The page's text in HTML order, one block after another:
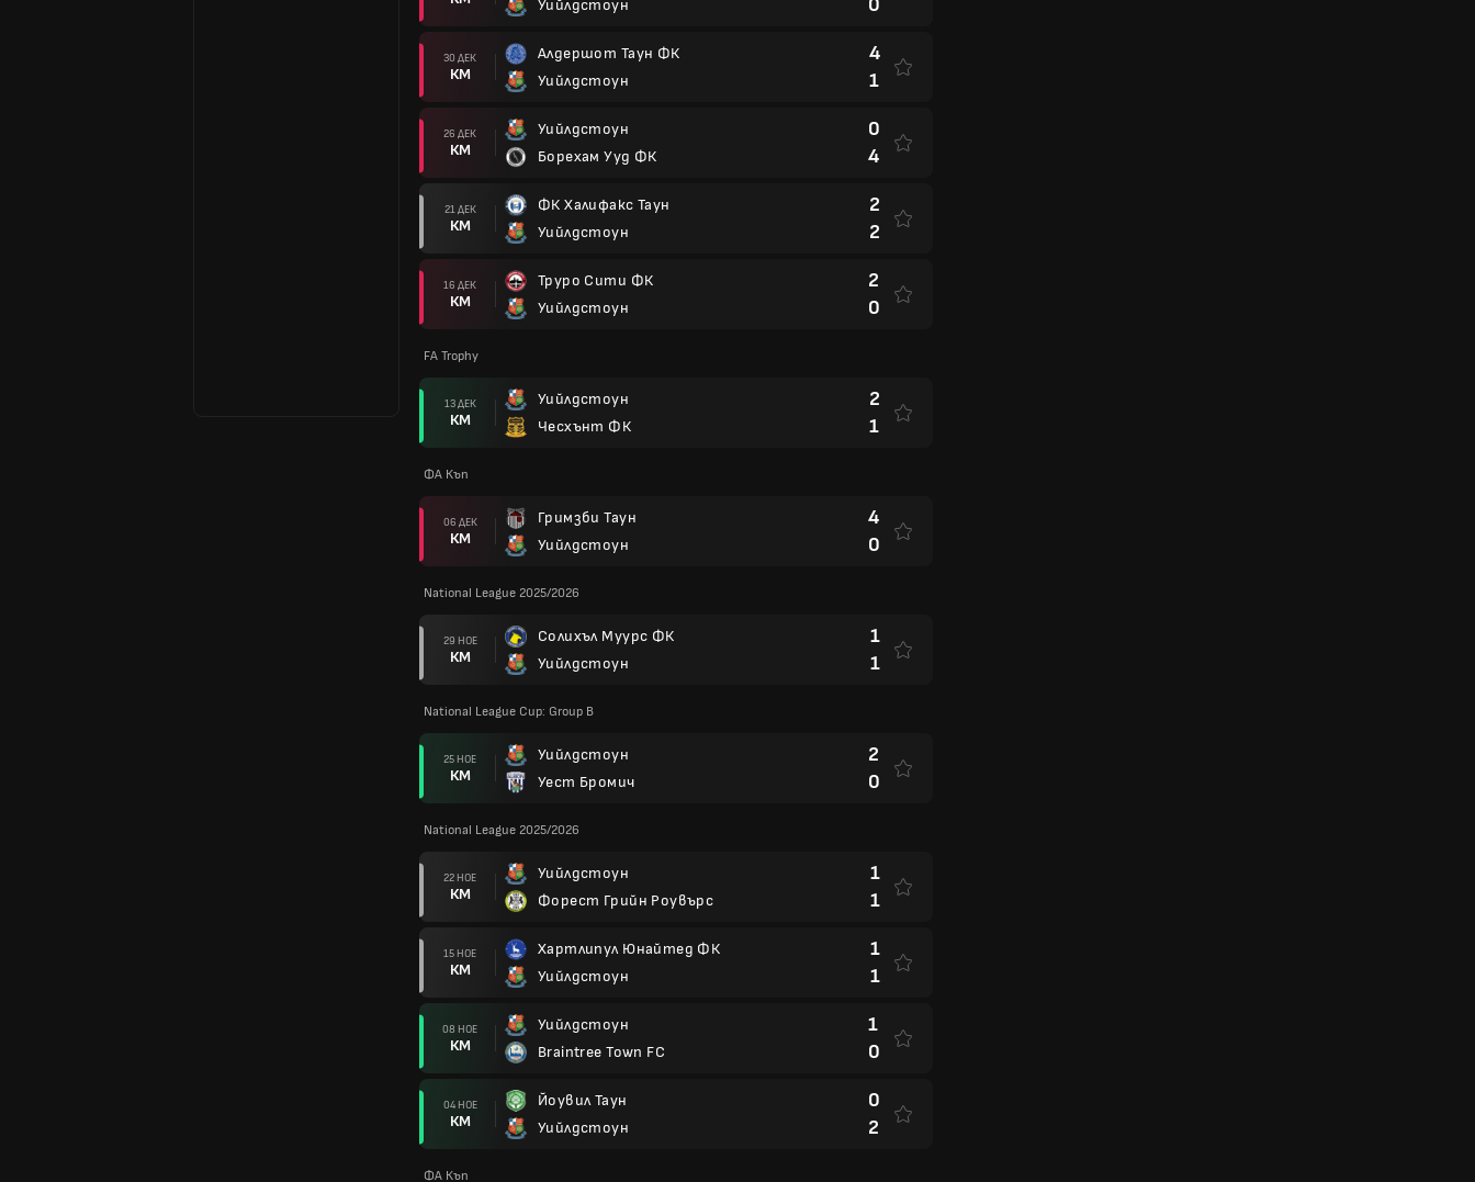
Уийлдстоун
0
30 ДЕК
КМ
Алдершот Таун ФК
Уийлдстоун
4
1
26 ДЕК
КМ
Уийлдстоун
Борехам Ууд ФК
0
4
21 ДЕК
КМ
ФК Халифакс Таун
Уийлдстоун
2
2
16 ДЕК
КМ
Труро Сити ФК
Уийлдстоун
2
0
FA Trophy
13 ДЕК
КМ
Уийлдстоун
Чесхънт ФК
2
1
ФА Къп
06 ДЕК
КМ
Гримзби Таун
Уийлдстоун
4
0
National League 2025/2026
29 НОЕ
КМ
Солихъл Муурс ФК
Уийлдстоун
1
1
National League Cup: Group B
25 НОЕ
КМ
Уийлдстоун
Уест Бромич
2
0
National League 2025/2026
22 НОЕ
КМ
Уийлдстоун
Форест Грийн Роувърс
1
1
15 НОЕ
КМ
Хартлипул Юнайтед ФК
Уийлдстоун
1
1
08 НОЕ
КМ
Уийлдстоун
Braintree Town FC
1
0
04 НОЕ
КМ
Йоувил Таун
Уийлдстоун
0
2
ФА Къп